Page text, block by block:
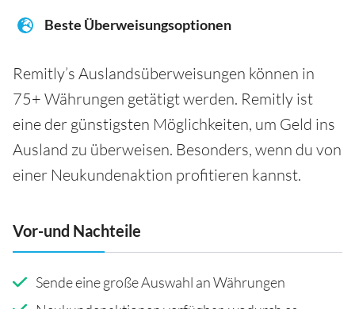
Beste Überweisungsoptionen
Remitly’s Auslandsüberweisungen können in
75+ Währungen getätigt werden. Remitly ist
eine der günstigsten Möglichkeiten, um Geld ins
Ausland zu überweisen. Besonders, wenn du von
einer Neukundenaktion profitieren kannst.
Vor-und Nachteile
Sende eine große Auswahl an Währungen